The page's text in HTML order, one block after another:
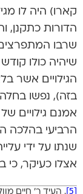
קארו) היה לו
הדורות כתקנן,
שרבו
שיהיה כולו
הגילויים אשר
בזה), נפשו
אמנם גילויים
הרביעי בהלכה
שנתו על ידי
אצלו כעיקר, כי
. העיד ר’ חיים